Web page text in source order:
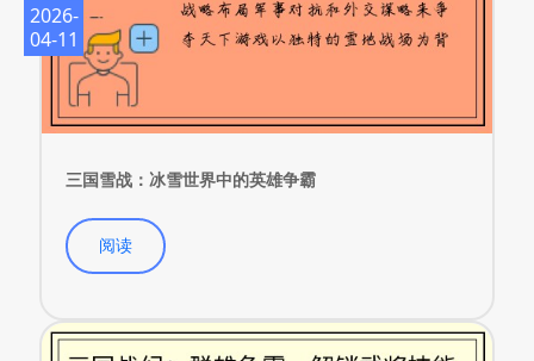
2026-
04-11
三国雪战：冰雪世界中的英雄争霸
阅读